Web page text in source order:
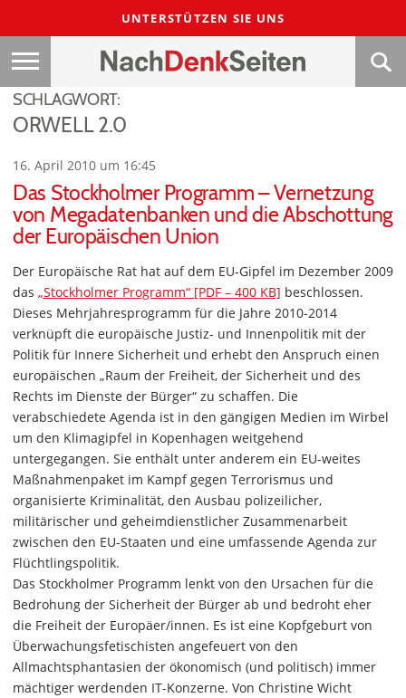
UNTERSTÜTZEN SIE UNS
SCHLAGWORT:
ORWELL 2.0
16. April 2010 um 16:45
Das Stockholmer Programm – Vernetzung
von Megadatenbanken und die Abschottung
der Europäischen Union
Der Europäische Rat hat auf dem EU-Gipfel im Dezember 2009
das „Stockholmer Programm“ [PDF – 400 KB] beschlossen.
Dieses Mehrjahresprogramm für die Jahre 2010-2014
verknüpft die europäische Justiz- und Innenpolitik mit der
Politik für Innere Sicherheit und erhebt den Anspruch einen
europäischen „Raum der Freiheit, der Sicherheit und des
Rechts im Dienste der Bürger“ zu schaffen. Die
verabschiedete Agenda ist in den gängigen Medien im Wirbel
um den Klimagipfel in Kopenhagen weitgehend
untergegangen. Sie enthält unter anderem ein EU-weites
Maßnahmenpaket im Kampf gegen Terrorismus und
organisierte Kriminalität, den Ausbau polizeilicher,
militärischer und geheimdienstlicher Zusammenarbeit
zwischen den EU-Staaten und eine umfassende Agenda zur
Flüchtlingspolitik.
Das Stockholmer Programm lenkt von den Ursachen für die
Bedrohung der Sicherheit der Bürger ab und bedroht eher
die Freiheit der Europäer/innen. Es ist eine Kopfgeburt von
Überwachungsfetischisten angefeuert von den
Allmachtsphantasien der ökonomisch (und politisch) immer
mächtiger werdenden IT-Konzerne. Von Christine Wicht